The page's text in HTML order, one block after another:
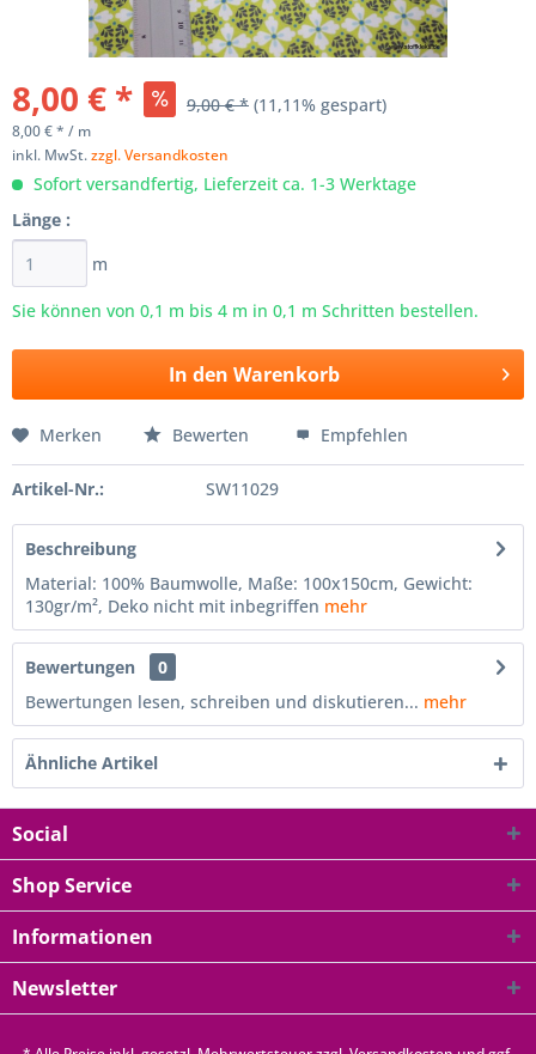
8,00 € * 9,00 € * (11,11% gespart)
8,00 € * / m
inkl. MwSt.zzgl. Versandkosten
Sofort versandfertig, Lieferzeit ca. 1-3 Werktage
Länge :
m
Sie können von 0,1 m bis 4 m in 0,1 m Schritten bestellen.
In den Warenkorb
Merken Bewerten Empfehlen
Artikel-Nr.: SW11029
Beschreibung
Material: 100% Baumwolle, Maße: 100x150cm, Gewicht:
130gr/m², Deko nicht mit inbegriffen mehr
Bewertungen
0
Bewertungen lesen, schreiben und diskutieren... mehr
Ähnliche Artikel
Social
Shop Service
Informationen
Newsletter